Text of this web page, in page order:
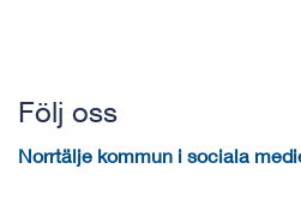
Följ oss
Norrtälje kommun i sociala